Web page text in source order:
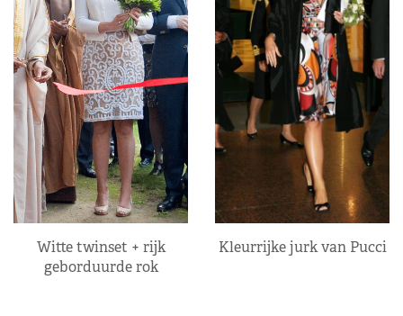
Witte twinset + rijk
geborduurde rok
Kleurrijke jurk van Pucci